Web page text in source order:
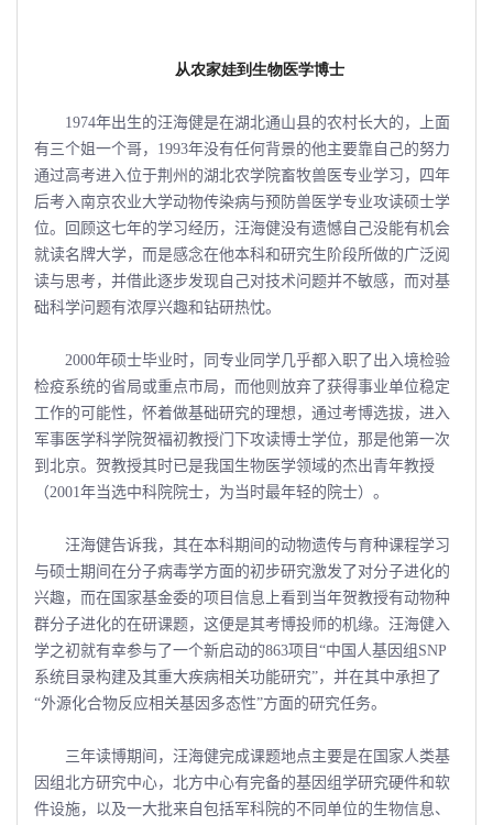
从农家娃到生物医学博士
1974年出生的汪海健是在湖北通山县的农村长大的，上面
有三个姐一个哥，1993年没有任何背景的他主要靠自己的努力
通过高考进入位于荆州的湖北农学院畜牧兽医专业学习，四年
后考入南京农业大学动物传染病与预防兽医学专业攻读硕士学
位。回顾这七年的学习经历，汪海健没有遗憾自己没能有机会
就读名牌大学，而是感念在他本科和研究生阶段所做的广泛阅
读与思考，并借此逐步发现自己对技术问题并不敏感，而对基
础科学问题有浓厚兴趣和钻研热忱。
2000年硕士毕业时，同专业同学几乎都入职了出入境检验
检疫系统的省局或重点市局，而他则放弃了获得事业单位稳定
工作的可能性，怀着做基础研究的理想，通过考博选拔，进入
军事医学科学院贺福初教授门下攻读博士学位，那是他第一次
到北京。贺教授其时已是我国生物医学领域的杰出青年教授
（2001年当选中科院院士，为当时最年轻的院士）。
汪海健告诉我，其在本科期间的动物遗传与育种课程学习
与硕士期间在分子病毒学方面的初步研究激发了对分子进化的
兴趣，而在国家基金委的项目信息上看到当年贺教授有动物种
群分子进化的在研课题，这便是其考博投师的机缘。汪海健入
学之初就有幸参与了一个新启动的863项目“中国人基因组SNP
系统目录构建及其重大疾病相关功能研究”，并在其中承担了
“外源化合物反应相关基因多态性”方面的研究任务。
三年读博期间，汪海健完成课题地点主要是在国家人类基
因组北方研究中心，北方中心有完备的基因组学研究硬件和软
件设施，以及一大批来自包括军科院的不同单位的生物信息、